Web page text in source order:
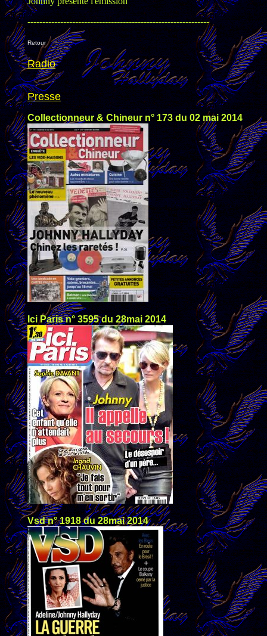
-------------------------------------------------------------
Retour
Radio
Presse
Collectionneur & Chineur n° 173 du 02 mai 2014
Ici Paris n° 3595 du 28mai 2014
Vsd n° 1918 du 28mai 2014